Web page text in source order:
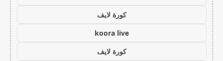
كورة لايف
koora live
كورة لايف